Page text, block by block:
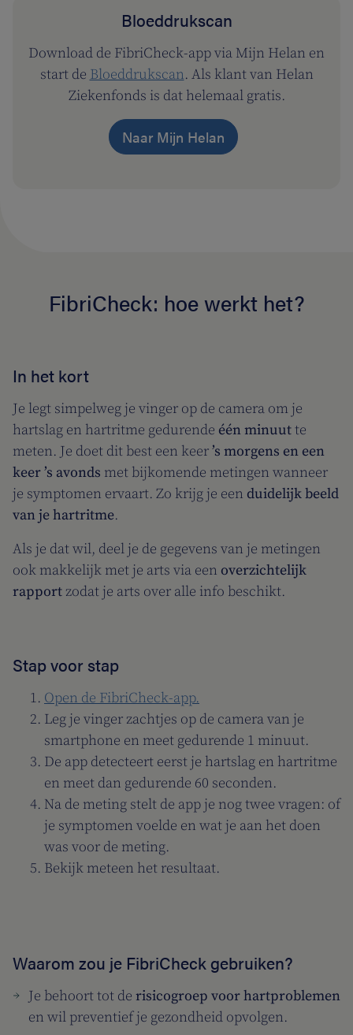
Bloeddrukscan
Download de FibriCheck-app via Mijn Helan en
start de Bloeddrukscan. Als klant van Helan
Ziekenfonds is dat helemaal gratis.
Naar Mijn Helan
FibriCheck: hoe werkt het?
In het kort
Je legt simpelweg je vinger op de camera om je
hartslag en hartritme gedurende één minuutte
meten. Je doet dit best een keer’s morgens en een
keer ’s avonds met bijkomende metingen wanneer
je symptomen ervaart. Zo krijg je een duidelijk beeld
van je hartritme.
Als je dat wil, deel je de gegevens van je metingen
ook makkelijk met je arts via een overzichtelijk
rapport zodat je arts over alle info beschikt.
Stap voor stap
Open de FibriCheck-app.
Leg je vinger zachtjes op de camera van je
smartphone en meet gedurende 1 minuut.
De app detecteert eerst je hartslag en hartritme
en meet dan gedurende 60 seconden.
Na de meting stelt de app je nog twee vragen: of
je symptomen voelde en wat je aan het doen
was voor de meting.
Bekijk meteen het resultaat.
Waarom zou je FibriCheck gebruiken?
Je behoort tot de risicogroep voor hartproblemen
en wil preventief je gezondheid opvolgen.